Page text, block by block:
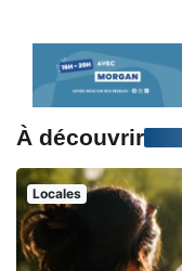
À découvrir
Locales